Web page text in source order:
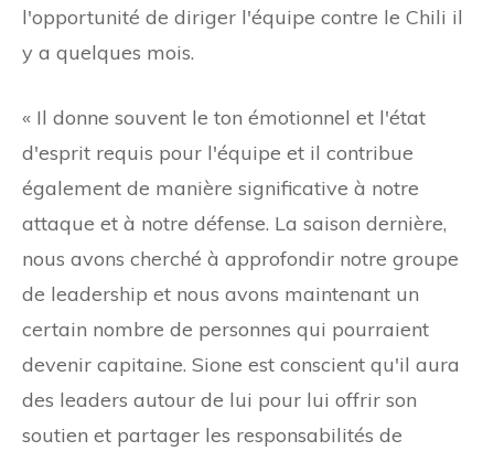
l'opportunité de diriger l'équipe contre le Chili il
y a quelques mois.
« Il donne souvent le ton émotionnel et l'état
d'esprit requis pour l'équipe et il contribue
également de manière significative à notre
attaque et à notre défense. La saison dernière,
nous avons cherché à approfondir notre groupe
de leadership et nous avons maintenant un
certain nombre de personnes qui pourraient
devenir capitaine. Sione est conscient qu'il aura
des leaders autour de lui pour lui offrir son
soutien et partager les responsabilités de